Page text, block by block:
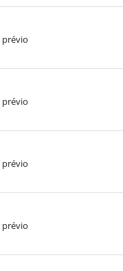
prévio
prévio
prévio
prévio